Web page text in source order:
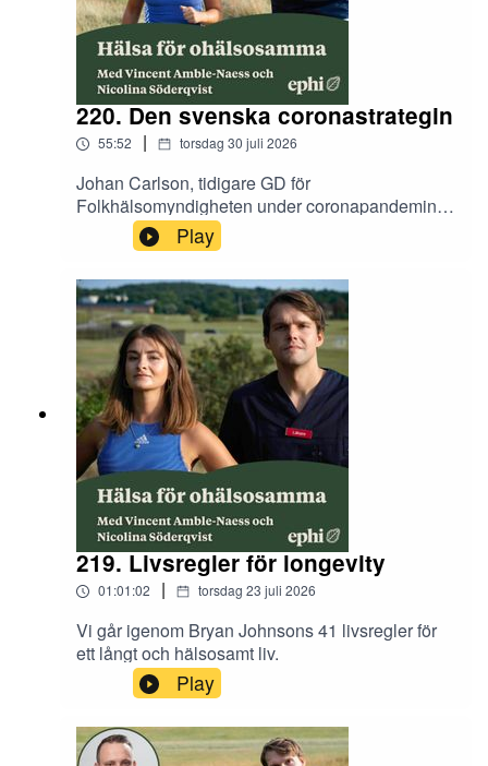
220. Den svenska coronastrategin
55:52 | torsdag 30 juli 2026
Johan Carlson, tidigare GD för
Folkhälsomyndigheten under coronapandemin
och aktuell med boken Vi mot världen, berättar
om den svenska strategin och omvärldens
reaktioner.
Play
219. Livsregler för longevity
01:01:02 | torsdag 23 juli 2026
Vi går igenom Bryan Johnsons 41 livsregler för
ett långt och hälsosamt liv.
Play